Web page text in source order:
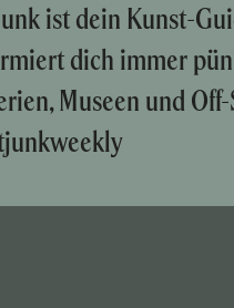
ist dein Kunst-
dich immer
Museen und